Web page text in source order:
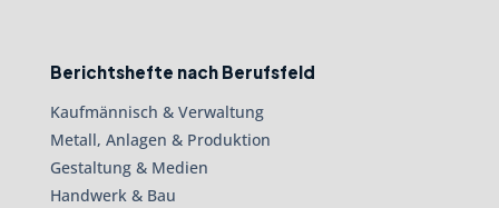
Berichtshefte nach Berufsfeld
Kaufmännisch & Verwaltung
Metall, Anlagen & Produktion
Gestaltung & Medien
Handwerk & Bau